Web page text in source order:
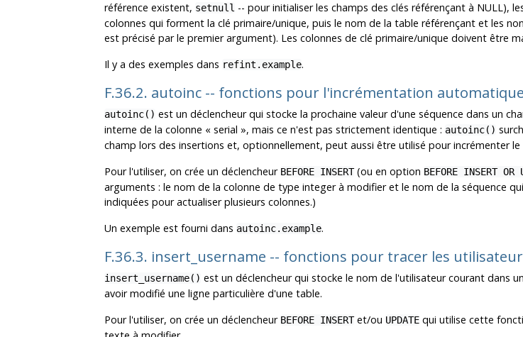
référence existent, setnull -- pour initialiser les champs des clés référençant à NULL),
colonnes qui forment la clé primaire/unique, puis le nom de la table référençant et les
est précisé par le premier argument). Les colonnes de clé primaire/unique doivent être
Il y a des exemples dans refint.example.
F.36.2. autoinc -- fonctions pour l'incrémentation
autoinc() est un déclencheur qui stocke la prochaine valeur d'une séquence dans un
interne de la colonne « serial », mais ce n'est pas strictement identique : autoinc()
champ lors des insertions et, optionnellement, peut aussi être utilisé pour incrémenter
Pour l'utiliser, on crée un déclencheur BEFORE INSERT(ou en option BEFORE INSERT OR
arguments : le nom de la colonne de type integer à modifier et le nom de la séquence
indiquées pour actualiser plusieurs colonnes.)
Un exemple est fourni dans autoinc.example.
F.36.3. insert_username -- fonctions pour tracer les
insert_username() est un déclencheur qui stocke le nom de l'utilisateur courant dans
avoir modifié une ligne particulière d'une table.
Pour l'utiliser, on crée un déclencheur BEFORE INSERTet/ou UPDATE qui utilise cette